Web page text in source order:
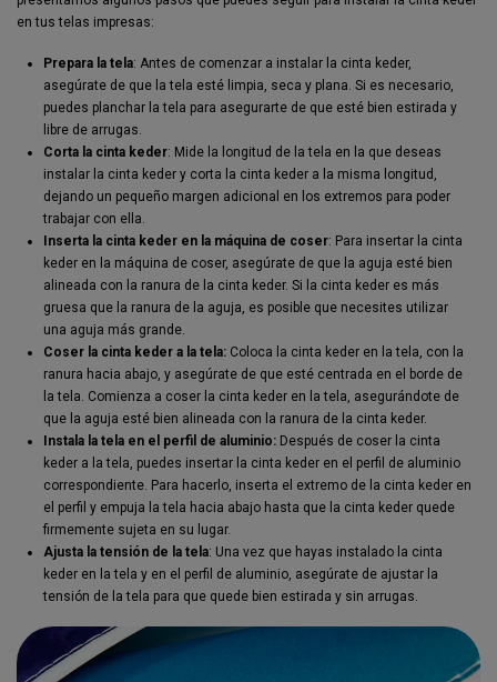
en tus telas impresas:
Prepara la tela: Antes de comenzar a instalar la cinta keder,
asegúrate de que la tela esté limpia, seca y plana. Si es necesario,
puedes planchar la tela para asegurarte de que esté bien estirada y
libre de arrugas.
Corta la cinta keder: Mide la longitud de la tela en la que deseas
instalar la cinta keder y corta la cinta keder a la misma longitud,
dejando un pequeño margen adicional en los extremos para poder
trabajar con ella.
Inserta la cinta keder en la máquina de coser: Para insertar la cinta
keder en la máquina de coser, asegúrate de que la aguja esté bien
alineada con la ranura de la cinta keder. Si la cinta keder es más
gruesa que la ranura de la aguja, es posible que necesites utilizar
una aguja más grande.
Coser la cinta keder a la tela: Coloca la cinta keder en la tela, con la
ranura hacia abajo, y asegúrate de que esté centrada en el borde de
la tela. Comienza a coser la cinta keder en la tela, asegurándote de
que la aguja esté bien alineada con la ranura de la cinta keder.
Instala la tela en el perfil de aluminio: Después de coser la cinta
keder a la tela, puedes insertar la cinta keder en el perfil de aluminio
correspondiente. Para hacerlo, inserta el extremo de la cinta keder en
el perfil y empuja la tela hacia abajo hasta que la cinta keder quede
firmemente sujeta en su lugar.
Ajusta la tensión de la tela: Una vez que hayas instalado la cinta
keder en la tela y en el perfil de aluminio, asegúrate de ajustar la
tensión de la tela para que quede bien estirada y sin arrugas.